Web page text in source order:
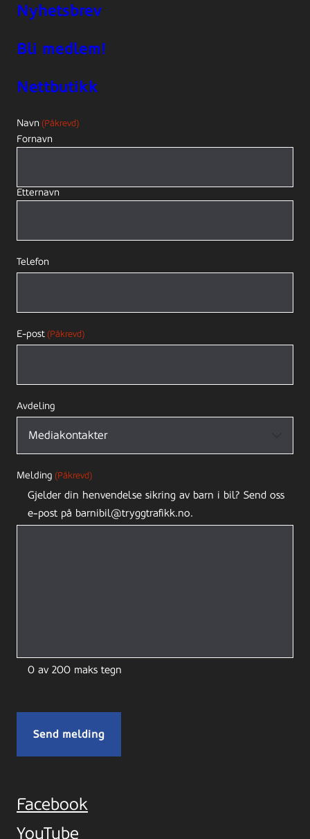
Nyhetsbrev
Bli medlem!
Nettbutikk
Navn (Påkrevd)
Fornavn
Etternavn
Telefon
E-post (Påkrevd)
Avdeling
Melding (Påkrevd)
Gjelder din henvendelse sikring av barn i bil? Send oss
e-post på barnibil@tryggtrafikk.no.
0 av 200 maks tegn
Facebook
YouTube